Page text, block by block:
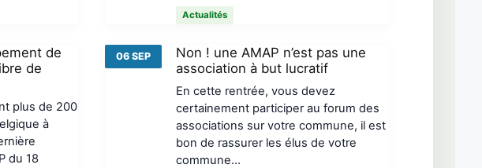
Actualités
de
de
plus de 200
à
du 18
06 SEP
Non ! une AMAP n’est pas une
association à but lucratif
En cette rentrée, vous devez
certainement participer au forum des
associations sur votre commune, il est
bon de rassurer les élus de votre
commune…